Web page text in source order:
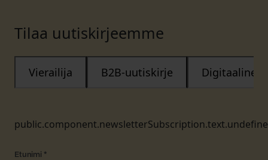
Tilaa uutiskirjeemme
Vierailija B2B-uutiskirje Digitaalinen
Etunimi *